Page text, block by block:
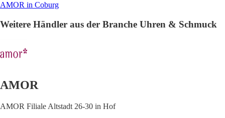
AMOR in Coburg
Weitere Händler aus der Branche Uhren & Schmuck
AMOR
AMOR Filiale Altstadt 26-30 in Hof